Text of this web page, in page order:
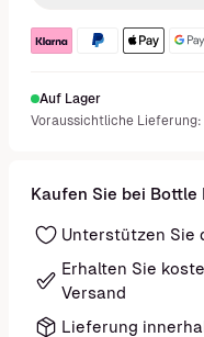
Auf Lager
Voraussichtliche Lieferung:
Kaufen Sie bei Bottle
Unterstützen Sie
Erhalten Sie
Versand
Lieferung